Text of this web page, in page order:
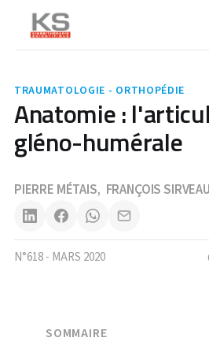
TRAUMATOLOGIE - ORTHOPÉDIE
Anatomie :
gléno-humérale
PIERRE MÉTAIS, FRANÇOIS
N°618 - MARS 2020
SOMMAIRE